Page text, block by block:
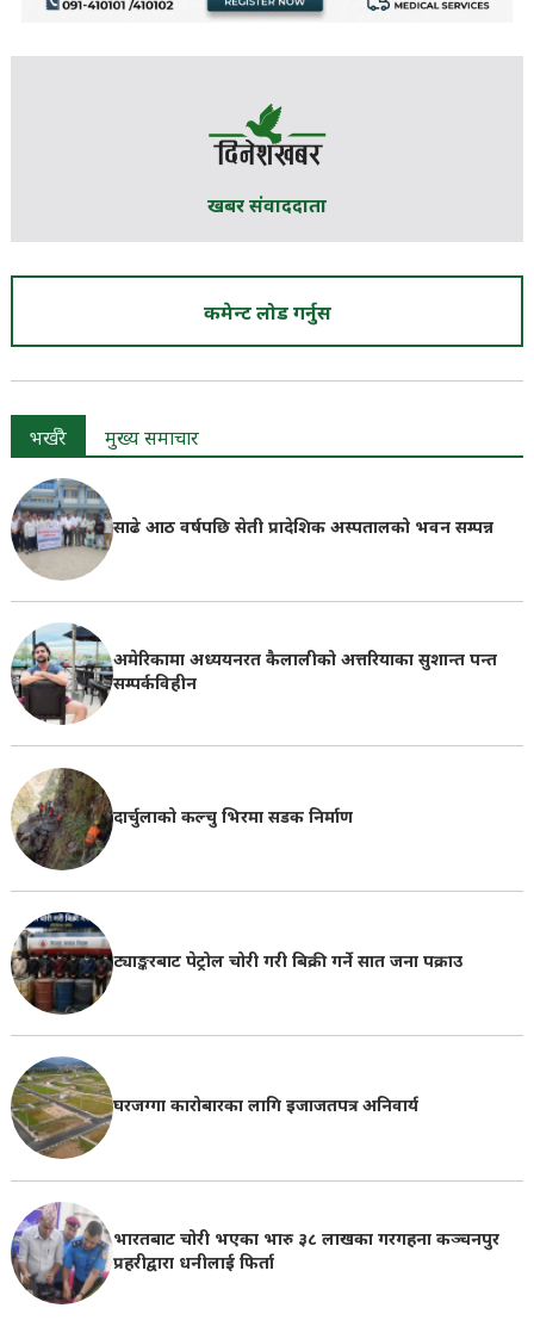
खबर संवाददाता
कमेन्ट लोड गर्नुस
भर्खरै मुख्य समाचार
साढे आठ वर्षपछि सेती प्रादेशिक अस्पतालको भवन सम्पन्न
अमेरिकामा अध्ययनरत कैलालीको अत्तरियाका सुशान्त पन्त
सम्पर्कविहीन
दार्चुलाको कल्चु भिरमा सडक निर्माण
ट्याङ्करबाट पेट्रोल चोरी गरी बिक्री गर्ने सात जना पक्राउ
घरजग्गा कारोबारका लागि इजाजतपत्र अनिवार्य
भारतबाट चोरी भएका भारु ३८ लाखका गरगहना कञ्चनपुर
प्रहरीद्वारा धनीलाई फिर्ता